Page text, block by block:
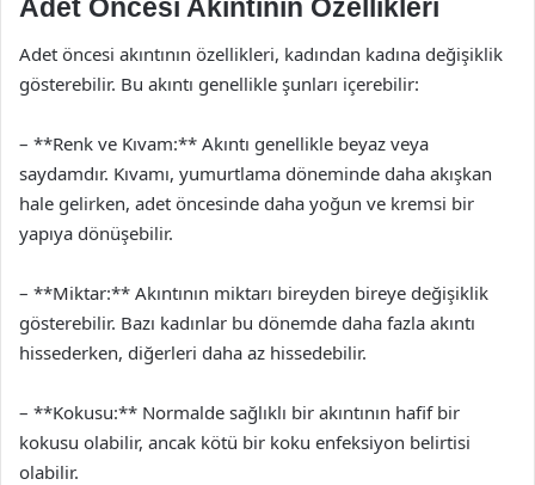
Adet Öncesi Akıntının Özellikleri
Adet öncesi akıntının özellikleri, kadından kadına değişiklik
gösterebilir. Bu akıntı genellikle şunları içerebilir:
– **Renk ve Kıvam:** Akıntı genellikle beyaz veya
saydamdır. Kıvamı, yumurtlama döneminde daha akışkan
hale gelirken, adet öncesinde daha yoğun ve kremsi bir
yapıya dönüşebilir.
– **Miktar:** Akıntının miktarı bireyden bireye değişiklik
gösterebilir. Bazı kadınlar bu dönemde daha fazla akıntı
hissederken, diğerleri daha az hissedebilir.
– **Kokusu:** Normalde sağlıklı bir akıntının hafif bir
kokusu olabilir, ancak kötü bir koku enfeksiyon belirtisi
olabilir.